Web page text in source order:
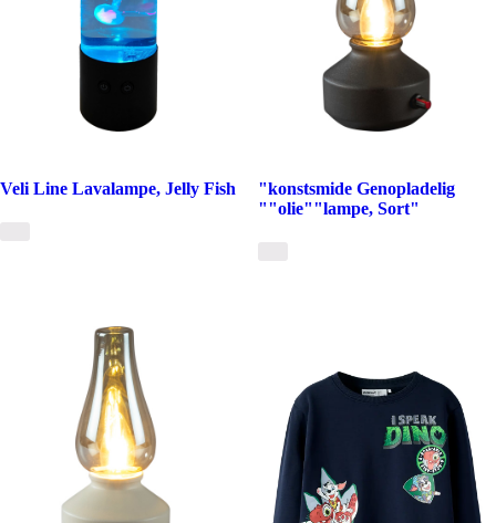
Veli Line Lavalampe, Jelly Fish
"konstsmide Genopladelig
""olie""lampe, Sort"